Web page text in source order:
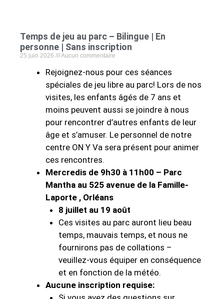
Temps de jeu au parc – Bilingue | En
personne | Sans inscription
25 juin 2026 Aucun commentaire
Rejoignez-nous pour ces séances
spéciales de jeu libre au parc! Lors de nos
visites, les enfants âgés de 7 ans et
moins peuvent aussi se joindre à nous
pour rencontrer d’autres enfants de leur
âge et s’amuser. Le personnel de notre
centre ON Y Va sera présent pour animer
ces rencontres.
Mercredis de 9h30 à 11h00 – Parc
Mantha au 525 avenue de la Famille-
Laporte , Orléans
8 juillet au 19 août
Ces visites au parc auront lieu beau
temps, mauvais temps, et nous ne
fournirons pas de collations –
veuillez-vous équiper en conséquence
et en fonction de la météo.
Aucune inscription requise: